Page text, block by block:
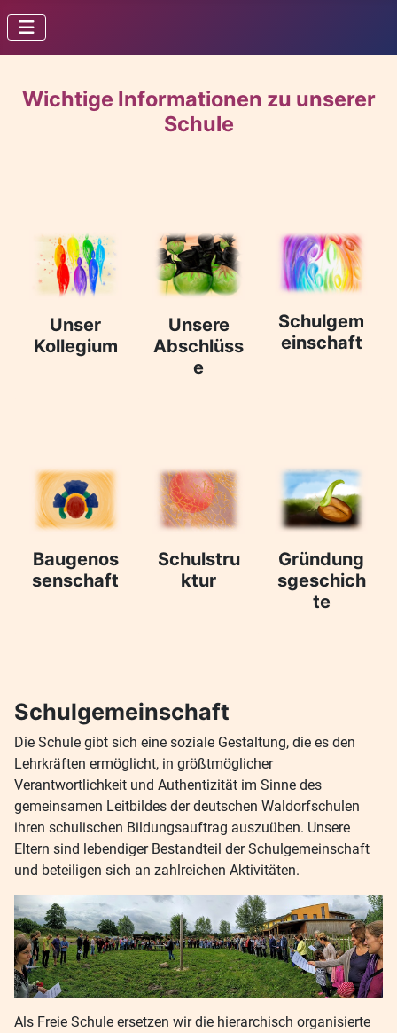
Wichtige Informationen zu unserer
Schule
Unser
Kollegium
Unsere
Abschlüss
e
Schulgem
einschaft
Baugenos
senschaft
Schulstru
ktur
Gründung
sgeschich
te
Schulgemeinschaft
Die Schule gibt sich eine soziale Gestaltung, die es den
Lehrkräften ermöglicht, in größtmöglicher
Verantwortlichkeit und Authentizität im Sinne des
gemeinsamen Leitbildes der deutschen Waldorfschulen
ihren schulischen Bildungsauftrag auszuüben. Unsere
Eltern sind lebendiger Bestandteil der Schulgemeinschaft
und beteiligen sich an zahlreichen Aktivitäten.
Als Freie Schule ersetzen wir die hierarchisch organisierte